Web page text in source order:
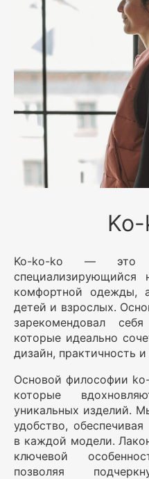
Ko-ko-ko — это
комфортной одежды,
детей и взрослых.
зарекомендовал
которые идеально
дизайн, практичность
Основой философии
которые
уникальных изделий.
удобство,
в каждой модели.
ключевой
позволяя